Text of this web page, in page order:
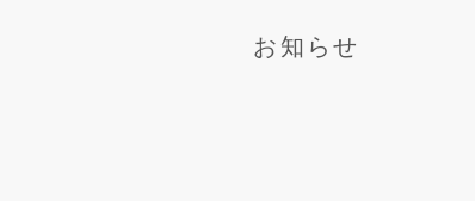
お知らせ